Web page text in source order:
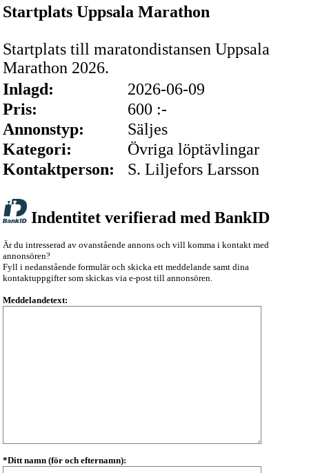
Startplats Uppsala Marathon
Startplats till maratondistansen Uppsala
Marathon 2026.
Inlagd:
2026-06-09
Pris:
600 :-
Annonstyp:
Säljes
Kategori:
Övriga löptävlingar
Kontaktperson:
S. Liljefors Larsson
Indentitet verifierad med BankID
Är du intresserad av ovanstående annons och vill komma i kontakt med
annonsören?
Fyll i nedanstående formulär och skicka ett meddelande samt dina
kontaktuppgifter som skickas via e-post till annonsören.
Meddelandetext:
*Ditt namn (för och efternamn):